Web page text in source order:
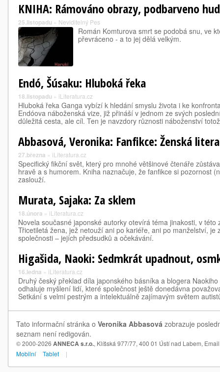
KNIHA: Rámováno obrazy, podbarveno
25.listopadu » Neviditelný Pes
Román Komturova smrt se podobá snu, ve
převráceno - a to jej dělá velkým.
Endó, Šúsaku: Hluboká řeka
18.listopadu » iLiteratura.cz
Hluboká řeka Ganga vybízí k hledání smyslu života i ke
Endóova náboženská vize, již přináší v jednom ze svých
důležitá cesta, ale cíl. Ten je navzdory různosti náboženství
Abbasová, Veronika: Fanfikce: Ženská
27.března » iLiteratura.cz
Specifický fikční svět, který pro mnohé většinové čtenáře
hravě a s humorem. Kniha naznačuje, že fanfikce si pozornost
zaslouží.
Murata, Sajaka: Za sklem
18.února » iLiteratura.cz
Novela současné japonské autorky otevírá téma jinakosti, v této
Třicetiletá žena, jež netouží ani po kariéře, ani po manželství, je
společnosti – jejích předsudků a očekávání.
Higašida, Naoki: Sedmkrát upadnout,
16.ledna » iLiteratura.cz
Druhý český překlad díla japonského básníka a blogera
odhaluje myšlení lidí, které společnost ještě donedávna
Setkání s velmi pestrým a intelektuálně zajímavým světem
Tato informační stránka o Veronika Abbasová zobrazuje
seznam není redigován.
© 2000-2026 ANNECA s.r.o., Klíšská 977/77, 400 01 Ústí nad Labem,
Mobilní
Tablet |